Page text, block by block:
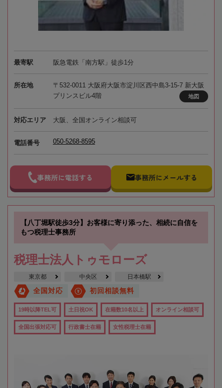
最寄駅 阪急電鉄「南方駅」徒歩1分
所在地
〒532-0011 大阪府大阪市淀川区西中島3-15-7 新大阪
プリンスビル4階
地図
対応エリア 大阪、全国オンライン相談可
電話番号 050-5268-8595
事務所に電話する 事務所にメールする
【八丁堀駅徒歩3分】お客様に寄り添った、相続に自信を
もつ税理士事務所
税理士法人トゥモローズ
東京都 中央区 日本橋駅
全国対応 初回相談無料
19時以降TEL可 土日祝OK 在籍数10名以上 オンライン相談可
全国出張対応可 行政書士在籍 女性税理士在籍